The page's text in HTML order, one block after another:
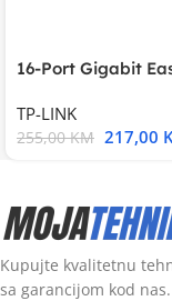
16-Port Gigabit
TP-LINK
255,00KM 217,00
Kupujte kvalitetnu
sa garancijom kod nas.